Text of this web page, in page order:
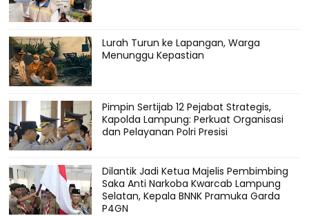
Lurah Turun ke Lapangan, Warga
Menunggu Kepastian
Pimpin Sertijab 12 Pejabat Strategis,
Kapolda Lampung: Perkuat Organisasi
dan Pelayanan Polri Presisi
Dilantik Jadi Ketua Majelis Pembimbing
Saka Anti Narkoba Kwarcab Lampung
Selatan, Kepala BNNK Pramuka Garda
P4GN